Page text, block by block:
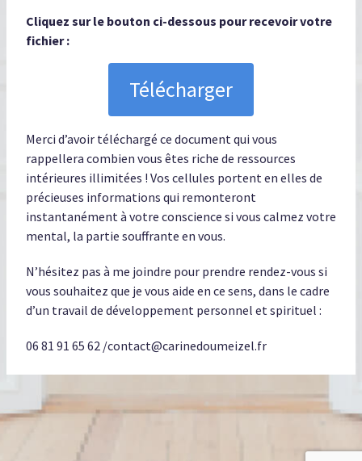
Cliquez sur le bouton ci-dessous pour recevoir votre
fichier :
Télécharger
Merci d’avoir téléchargé ce document qui vous
rappellera combien vous êtes riche de ressources
intérieures illimitées ! Vos cellules portent en elles de
précieuses informations qui remonteront
instantanément à votre conscience si vous calmez votre
mental, la partie souffrante en vous.
N’hésitez pas à me joindre pour prendre rendez-vous si
vous souhaitez que je vous aide en ce sens, dans le cadre
d’un travail de développement personnel et spirituel :
06 81 91 65 62 /contact@carinedoumeizel.fr